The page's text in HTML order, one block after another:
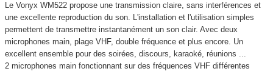
Le Vonyx WM522 propose une transmission claire, sans interférences et
une excellente reproduction du son. L'installation et l'utilisation simples
permettent de transmettre instantanément un son clair. Avec deux
microphones main, plage VHF, double fréquence et plus encore. Un
excellent ensemble pour des soirées, discours, karaoké, réunions ...
2 microphones main fonctionnant sur des fréquences VHF différentes